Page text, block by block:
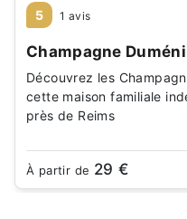
5 1 avis
Champagne
Découvrez les
cette maison familiale
près de Reims
À partir de 29 €